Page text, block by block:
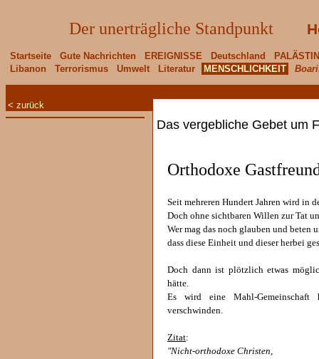
Der unerträgliche Standpunkt
Startseite Gute Nachrichten EREIGNISSE Deutschland
Libanon
Terrorismus Umwelt Literatur MENSCHLICHKEIT
< zurück
Das vergebliche Gebet um
Orthodoxe
Seit mehreren Hundert Jahren wird in
Doch ohne sichtbaren Willen zur Tat
Wer mag das noch glauben und beten
dass diese Einheit und dieser herbei
Doch dann ist plötzlich etwas
hätte.
Es wird eine Mahl-Gemeinschaft
verschwinden.
Zitat:
"Nicht-orthodoxe Christen,